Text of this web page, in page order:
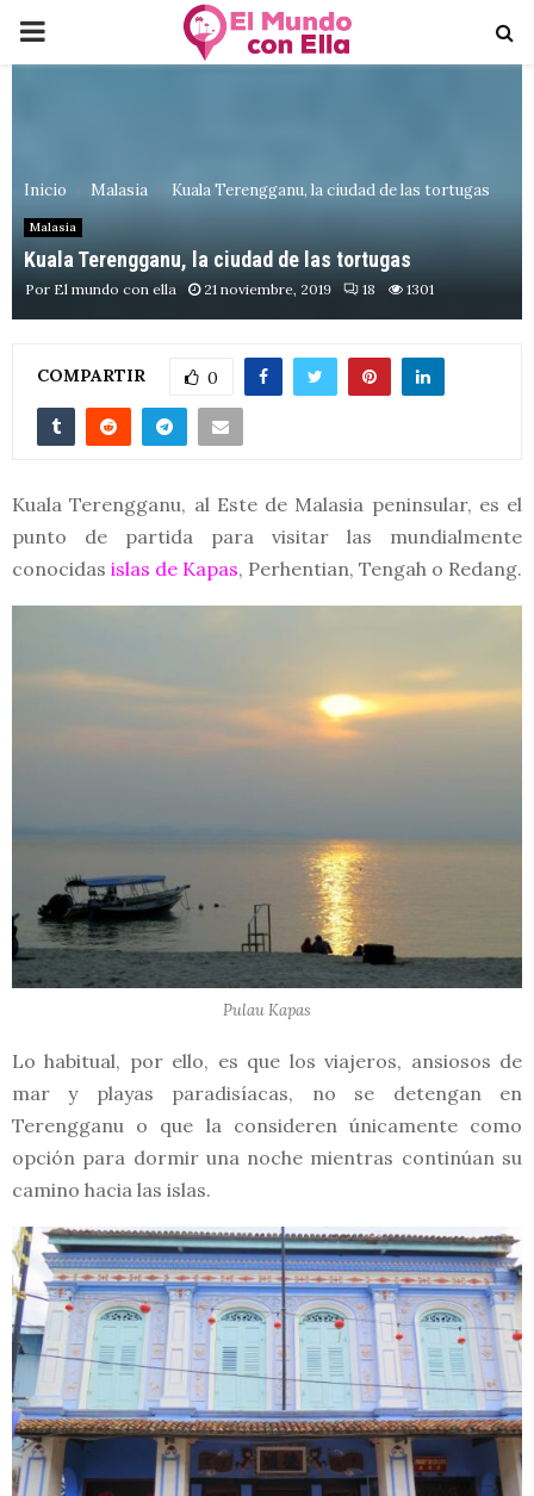
PRIMARY
Inicio Malasia Kuala Terengganu, la ciudad de las tortugas
Malasia
Kuala Terengganu, la ciudad de las tortugas
Por El mundo con ella 21 noviembre, 2019 18 1301
COMPARTIR 0
Kuala Terengganu, al Este de Malasia peninsular, es el
punto de partida para visitar las mundialmente
conocidas islas de Kapas, Perhentian, Tengah o Redang.
Pulau Kapas
Lo habitual, por ello, es que los viajeros, ansiosos de
mar y playas paradisíacas, no se detengan en
Terengganu o que la consideren únicamente como
opción para dormir una noche mientras continúan su
camino hacia las islas.